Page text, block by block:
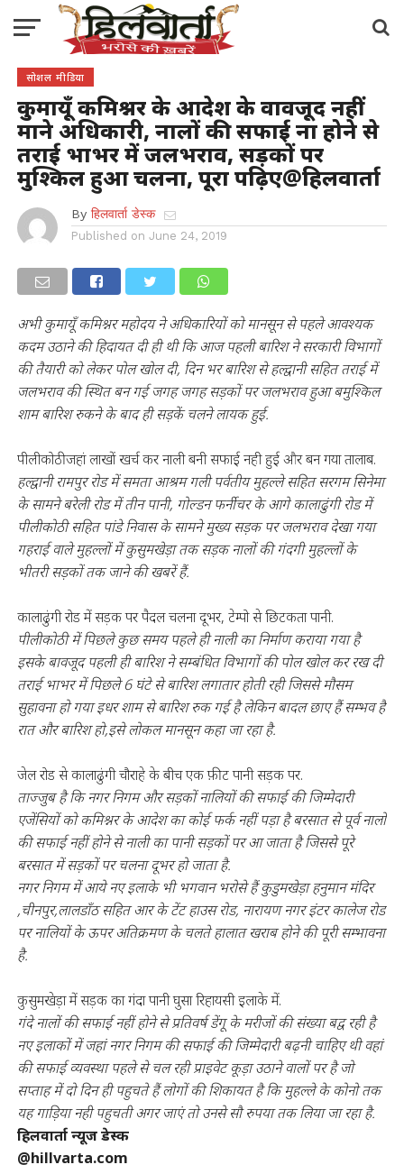
सोशल मीडिया
कुमायूँ कमिश्नर के आदेश के वावजूद नहीं
माने अधिकारी, नालों की सफाई ना होने से
तराई भाभर में जलभराव, सड़कों पर
मुश्किल हुआ चलना, पूरा पढ़िए@हिलवार्ता
By हिलवार्ता डेस्क
Published on June 24, 2019
अभी कुमायूँ कमिश्नर महोदय ने अधिकारियों को मानसून से पहले आवश्यक
कदम उठाने की हिदायत दी ही थी कि आज पहली बारिश ने सरकारी विभागों
की तैयारी को लेकर पोल खोल दी, दिन भर बारिश से हल्द्वानी सहित तराई में
जलभराव की स्थित बन गई जगह जगह सड़कों पर जलभराव हुआ बमुश्किल
शाम बारिश रुकने के बाद ही सड़कें चलने लायक हुई.
पीलीकोठी जहां लाखों खर्च कर नाली बनी सफाई नही हुई और बन गया तालाब.
हल्द्वानी रामपुर रोड में समता आश्रम गली पर्वतीय मुहल्ले सहित सरगम सिनेमा
के सामने बरेली रोड में तीन पानी, गोल्डन फर्नीचर के आगे कालाढुंगी रोड में
पीलीकोठी सहित पांडे निवास के सामने मुख्य सड़क पर जलभराव देखा गया
गहराई वाले मुहल्लों में कुसुमखेड़ा तक सड़क नालों की गंदगी मुहल्लों के
भीतरी सड़कों तक जाने की खबरें हैं.
कालाढुंगी रोड में सड़क पर पैदल चलना दूभर, टेम्पो से छिटकता पानी.
पीलीकोठी में पिछले कुछ समय पहले ही नाली का निर्माण कराया गया है
इसके बावजूद पहली ही बारिश ने सम्बंधित विभागों की पोल खोल कर रख दी
तराई भाभर में पिछले 6 घंटे से बारिश लगातार होती रही जिससे मौसम
सुहावना हो गया इधर शाम से बारिश रुक गई है लेकिन बादल छाए हैं सम्भव है
रात और बारिश हो,इसे लोकल मानसून कहा जा रहा है.
जेल रोड से कालाढुंगी चौराहे के बीच एक फ़ीट पानी सड़क पर.
ताज्जुब है कि नगर निगम और सड़कों नालियों की सफाई की जिम्मेदारी
एजेंसियों को कमिश्नर के आदेश का कोई फर्क नहीं पड़ा है बरसात से पूर्व नालों
की सफाई नहीं होने से नाली का पानी सड़कों पर आ जाता है जिससे पूरे
बरसात में सड़कों पर चलना दूभर हो जाता है.
नगर निगम में आये नए इलाके भी भगवान भरोसे हैं कुडुमखेड़ा हनुमान मंदिर
,चीनपुर,लालडाँठ सहित आर के टेंट हाउस रोड, नारायण नगर इंटर कालेज रोड
पर नालियों के ऊपर अतिक्रमण के चलते हालात खराब होने की पूरी सम्भावना
है.
कुसुमखेड़ा में सड़क का गंदा पानी घुसा रिहायसी इलाके में.
गंदे नालों की सफाई नहीं होने से प्रतिवर्ष डेंगू के मरीजों की संख्या बद्व रही है
नए इलाकों में जहां नगर निगम की सफाई की जिम्मेदारी बढ़नी चाहिए थी वहां
की सफाई व्यवस्था पहले से चल रही प्राइवेट कूड़ा उठाने वालों पर है जो
सप्ताह में दो दिन ही पहुचते हैं लोगों की शिकायत है कि मुहल्ले के कोनो तक
यह गाड़िया नही पहुचती अगर जाएं तो उनसे सौ रुपया तक लिया जा रहा है.
हिलवार्ता न्यूज डेस्क
@hillvarta.com